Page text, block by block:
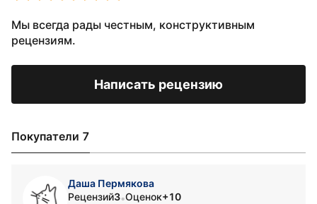
Мы всегда рады честным, конструктивным
рецензиям.
Написать рецензию
Покупатели 7
Даша Пермякова
Рецензий3•Оценок+10